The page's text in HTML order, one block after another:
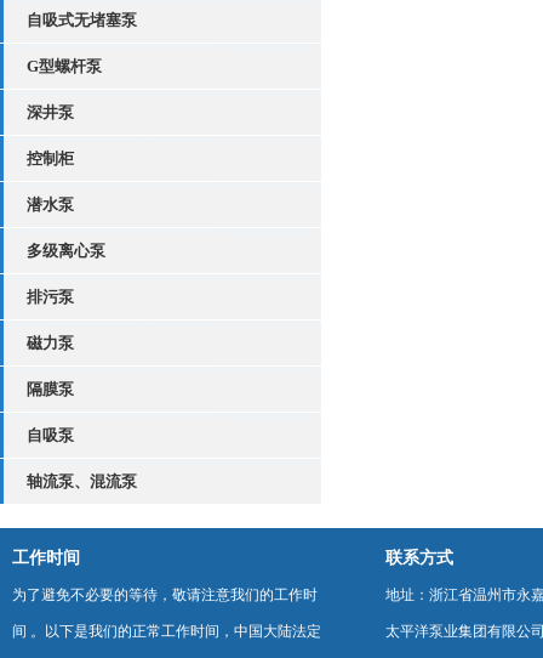
自吸式无堵塞泵
G型螺杆泵
深井泵
控制柜
潜水泵
多级离心泵
排污泵
磁力泵
隔膜泵
自吸泵
轴流泵、混流泵
工作时间
为了避免不必要的等待，敬请注意我们的工作时
间 。以下是我们的正常工作时间，中国大陆法定
联系方式
地址：浙江省温州市永
太平洋泵业集团有限公